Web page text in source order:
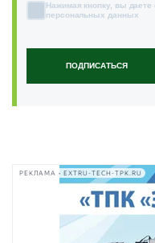
ПОДПИСАТЬСЯ
Нажимая кнопку, вы даете
персональных данных
РЕКЛАМА • EXTRU-TECH-TPK.RU